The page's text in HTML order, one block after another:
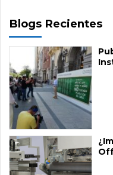
Blogs Recientes